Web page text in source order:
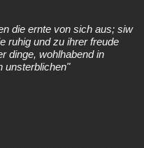
die ernte von sich aus; siw
ruhig und zu ihrer freude
dinge, wohlhabend in
unsterblichen"